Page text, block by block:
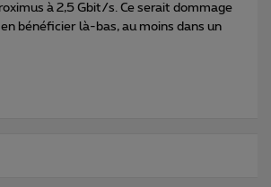
à 2,5 Gbit/s. Ce serait dommage
bénéficier là-bas, au moins dans un